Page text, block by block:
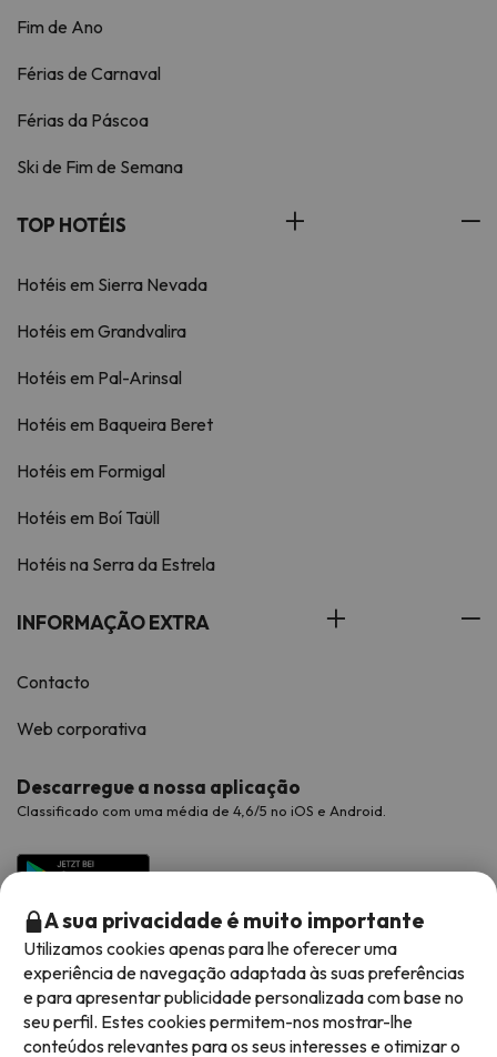
Fim de Ano
Férias de Carnaval
Férias da Páscoa
Ski de Fim de Semana
TOP HOTÉIS
Hotéis em Sierra Nevada
Hotéis em Grandvalira
Hotéis em Pal-Arinsal
Hotéis em Baqueira Beret
Hotéis em Formigal
Hotéis em Boí Taüll
Hotéis na Serra da Estrela
INFORMAÇÃO EXTRA
Contacto
Web corporativa
Descarregue a nossa aplicação
Classificado com uma média de 4,6/5 no iOS e Android.
Métodos de pagamento disponíveis
A sua privacidade é muito importante
Utilizamos cookies apenas para lhe oferecer uma
experiência de navegação adaptada às suas preferências
e para apresentar publicidade personalizada com base no
seu perfil. Estes cookies permitem-nos mostrar-lhe
conteúdos relevantes para os seus interesses e otimizar o